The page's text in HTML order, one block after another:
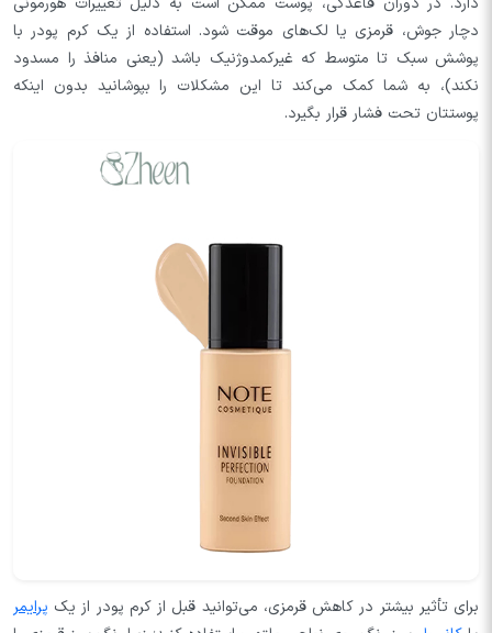
دچار جوش، قرمزی یا لک‌های موقت شود. استفاده از یک کرم پودر با
پوشش سبک تا متوسط که غیرکمدوژنیک باشد (یعنی منافذ را مسدود
نکند)، به شما کمک می‌کند تا این مشکلات را بپوشانید بدون اینکه
پوستتان تحت فشار قرار بگیرد.
برای تأثیر بیشتر در کاهش قرمزی، می‌توانید قبل از کرم‌ پودر از یک پرایمر